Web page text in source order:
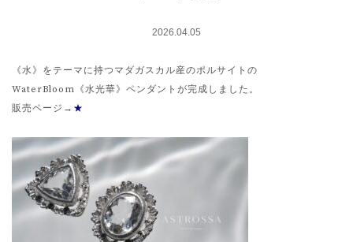
2026.04.05
《水》をテーマに持つマダガスカル産のポルサイトの
WaterBloom《水光華》ペンダントが完成しました。
販売ページ→ ★